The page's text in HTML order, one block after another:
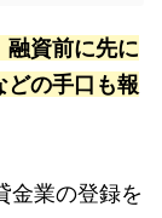
融資前に先に
どの手口も報
金業の登録を